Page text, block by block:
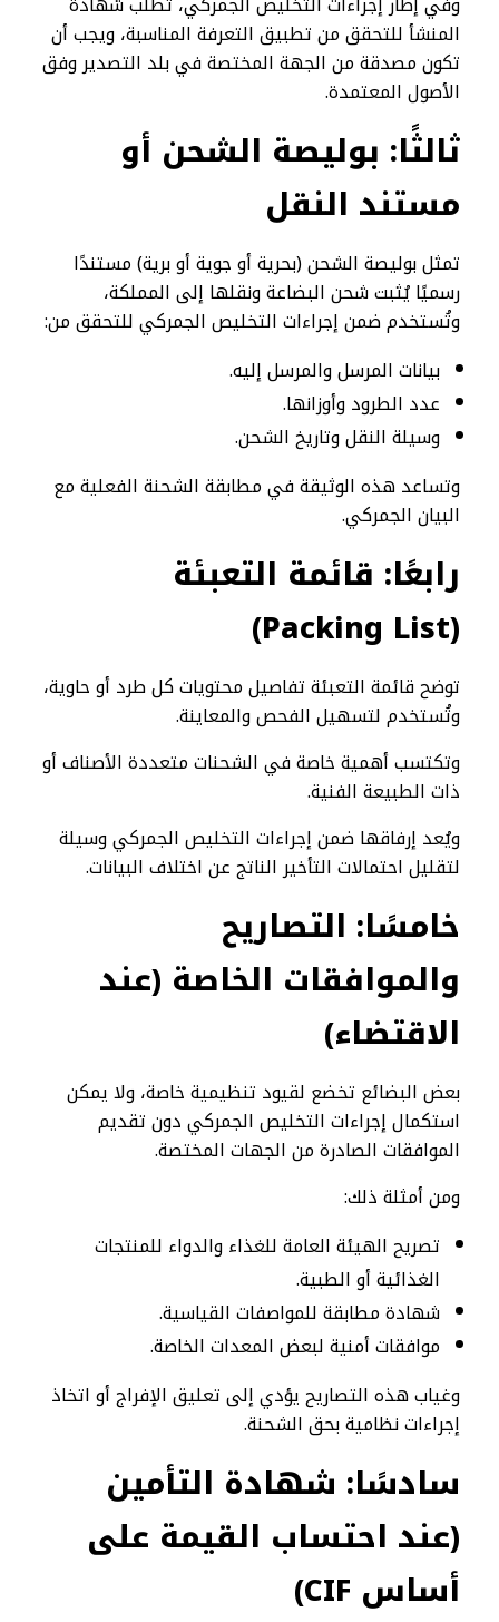
المنشأ للتحقق من تطبيق التعرفة المناسبة، ويجب أن
تكون مصدقة من الجهة المختصة في بلد التصدير وفق
الأصول المعتمدة.
ثالثًا: بوليصة الشحن أو
مستند النقل
تمثل بوليصة الشحن (بحرية أو جوية أو برية) مستندًا
رسميًا يُثبت شحن البضاعة ونقلها إلى المملكة،
وتُستخدم ضمن إجراءات التخليص الجمركي للتحقق من:
بيانات المرسل والمرسل إليه.
عدد الطرود وأوزانها.
وسيلة النقل وتاريخ الشحن.
وتساعد هذه الوثيقة في مطابقة الشحنة الفعلية مع
البيان الجمركي.
رابعًا: قائمة التعبئة
(Packing List)
توضح قائمة التعبئة تفاصيل محتويات كل طرد أو حاوية،
وتُستخدم لتسهيل الفحص والمعاينة.
وتكتسب أهمية خاصة في الشحنات متعددة الأصناف أو
ذات الطبيعة الفنية.
ويُعد إرفاقها ضمن إجراءات التخليص الجمركي وسيلة
لتقليل احتمالات التأخير الناتج عن اختلاف البيانات.
خامسًا: التصاريح
والموافقات الخاصة (عند
الاقتضاء)
بعض البضائع تخضع لقيود تنظيمية خاصة، ولا يمكن
استكمال إجراءات التخليص الجمركي دون تقديم
الموافقات الصادرة من الجهات المختصة.
ومن أمثلة ذلك:
تصريح الهيئة العامة للغذاء والدواء للمنتجات
الغذائية أو الطبية.
شهادة مطابقة للمواصفات القياسية.
موافقات أمنية لبعض المعدات الخاصة.
وغياب هذه التصاريح يؤدي إلى تعليق الإفراج أو اتخاذ
إجراءات نظامية بحق الشحنة.
سادسًا: شهادة التأمين
(عند احتساب القيمة على
أساس
)